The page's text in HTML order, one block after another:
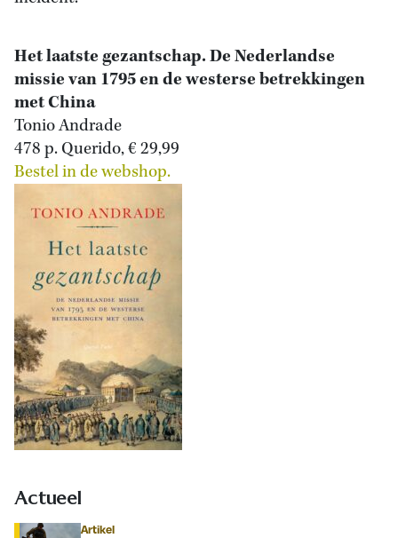
Het laatste gezantschap. De Nederlandse
missie van 1795 en de westerse betrekkingen
met China
Tonio Andrade
478 p. Querido, € 29,99
Bestel in de webshop.
Actueel
Artikel